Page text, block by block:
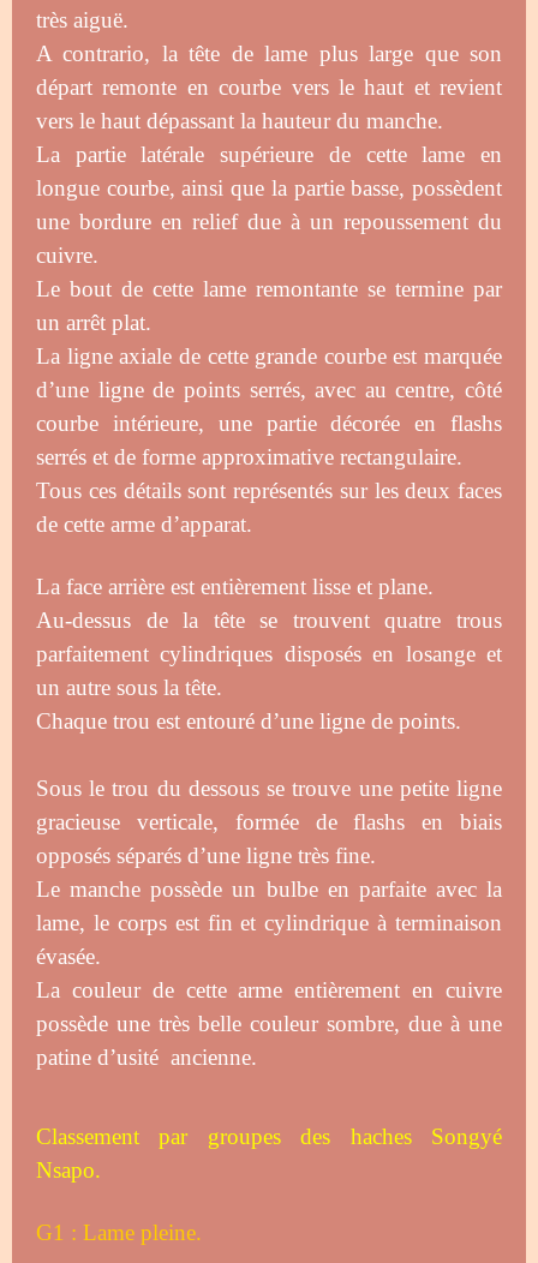
très aiguë.
A contrario, la tête de lame plus large que son
départ remonte en courbe vers le haut et revient
vers le haut dépassant la hauteur du manche.
La partie latérale supérieure de cette lame en
longue courbe, ainsi que la partie basse, possèdent
une bordure en relief due à un repoussement du
cuivre.
Le bout de cette lame remontante se termine par
un arrêt plat.
La ligne axiale de cette grande courbe est marquée
d’une ligne de points serrés, avec au centre, côté
courbe intérieure, une partie décorée en flashs
serrés et de forme approximative rectangulaire.
Tous ces détails sont représentés sur les deux faces
de cette arme d’apparat.
La face arrière est entièrement lisse et plane.
Au-dessus de la tête se trouvent quatre trous
parfaitement cylindriques disposés en losange et
un autre sous la tête.
Chaque trou est entouré d’une ligne de points.
Sous le trou du dessous se trouve une petite ligne
gracieuse verticale, formée de flashs en biais
opposés séparés d’une ligne très fine.
Le manche possède un bulbe en parfaite avec la
lame, le corps est fin et cylindrique à terminaison
évasée.
La couleur de cette arme entièrement en cuivre
possède une très belle couleur sombre, due à une
patine d’usité ancienne.
Classement par groupes des haches Songyé
Nsapo.
G1 : Lame pleine.